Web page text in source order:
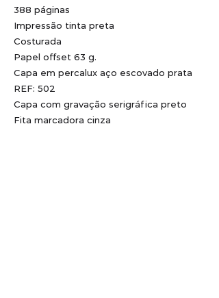
388 páginas
Impressão tinta preta
Costurada
Papel offset 63 g.
Capa em percalux aço escovado prata
REF: 502
Capa com gravação serigráfica preto
Fita marcadora cinza